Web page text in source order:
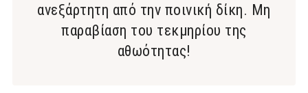
ανεξάρτητη από την ποινική δίκη. Μη
παραβίαση του τεκμηρίου της
αθωότητας!